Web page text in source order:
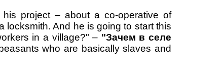
project – about a co-operative of
locksmith. And he is going to start this
in a village?" – "Зачем в селе
who are basically slaves and